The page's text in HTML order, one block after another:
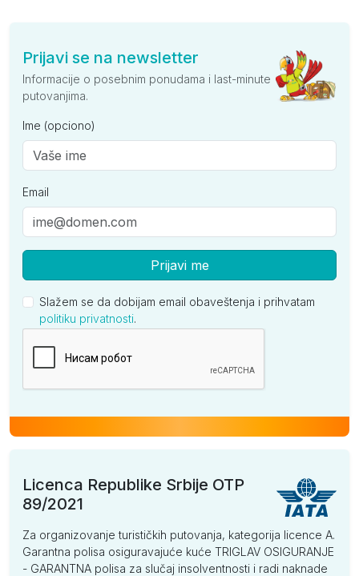
Prijavi se na newsletter
Informacije o posebnim ponudama i last-minute
putovanjima.
Ime (opciono)
Email
Prijavi me
Slažem se da dobijam email obaveštenja i prihvatam
politiku privatnosti.
Licenca Republike Srbije OTP
89/2021
Za organizovanje turističkih putovanja, kategorija licence A.
Garantna polisa osiguravajuće kuće TRIGLAV OSIGURANJE
- GARANTNA polisa za slučaj insolventnosti i radi naknade